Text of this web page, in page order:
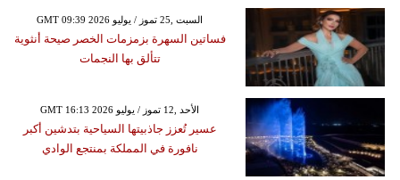
GMT 09:39 2026 السبت ,25 تموز / يوليو
فساتين السهرة بزمزمات الخصر صيحة أنثوية
تتألق بها النجمات
GMT 16:13 2026 الأحد ,12 تموز / يوليو
عسير تُعزز جاذبيتها السياحية بتدشين أكبر
نافورة في المملكة بمنتجع الوادي